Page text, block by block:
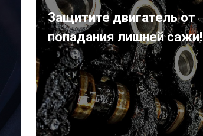
Защитите двигатель от
попадания лишней сажи!